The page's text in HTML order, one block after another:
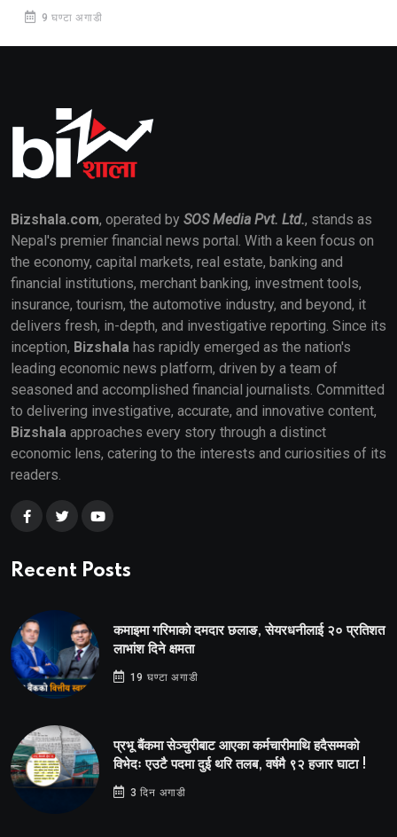
9 घण्टा अगाडी
Bizshala.com, operated by SOS Media Pvt. Ltd., stands as
Nepal's premier financial news portal. With a keen focus on
the economy, capital markets, real estate, banking and
financial institutions, merchant banking, investment tools,
insurance, tourism, the automotive industry, and beyond, it
delivers fresh, in-depth, and investigative reporting. Since its
inception, Bizshala has rapidly emerged as the nation's
leading economic news platform, driven by a team of
seasoned and accomplished financial journalists. Committed
to delivering investigative, accurate, and innovative content,
Bizshala approaches every story through a distinct
economic lens, catering to the interests and curiosities of its
readers.
Recent Posts
कमाइमा गरिमाको दमदार छलाङ, सेयरधनीलाई २० प्रतिशत
लाभांश दिने क्षमता
19 घण्टा अगाडी
प्रभू बैंकमा सेञ्चुरीबाट आएका कर्मचारीमाथि हदैसम्मको
विभेदः एउटै पदमा दुई थरि तलब, वर्षमै ९२ हजार घाटा !
3 दिन अगाडी